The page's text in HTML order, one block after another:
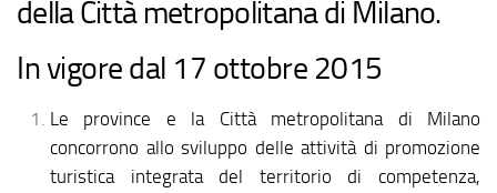
della Città metropolitana di Milano.
In vigore dal 17 ottobre 2015
Le province e la Città metropolitana di Milano
concorrono allo sviluppo delle attività di promozione
turistica integrata del territorio di competenza,